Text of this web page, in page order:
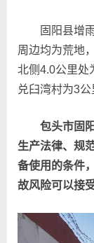
固阳县增
周边均为荒地
北侧4.0公里处
兑臼湾村为3公
包头市固
生产法律、规
备使用的条件
故风险可以接受